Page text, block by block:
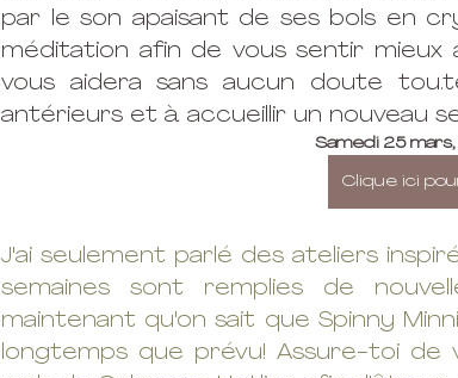
par le son apaisant de ses bols en
méditation afin de vous sentir mieux
vous aidera sans aucun doute
antérieurs et à accueillir un nouveau
Samedi 25
Clique ici
J'ai seulement parlé des ateliers
semaines sont remplies de
maintenant qu'on sait que Spinny
longtemps que prévu! Assure-toi de